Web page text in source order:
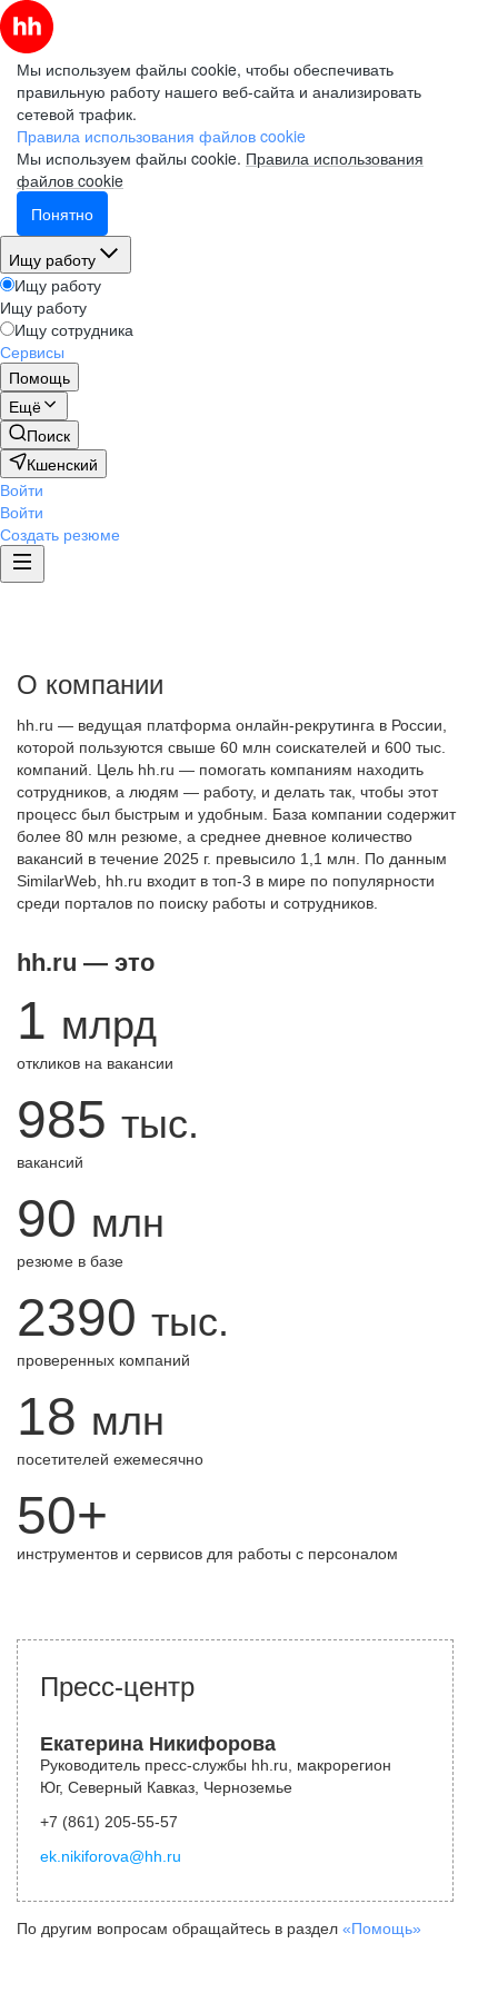
Мы используем файлы cookie, чтобы обеспечивать
правильную работу нашего веб-сайта и анализировать
сетевой трафик.
Правила использования файлов cookie
Мы используем файлы cookie. Правила использования
файлов cookie
Понятно
Ищу работу
Ищу работу
Ищу работу
Ищу сотрудника
Сервисы
Помощь
Ещё
Поиск
Кшенский
Войти
Войти
Создать резюме
О компании
hh.ru — ведущая платформа онлайн-рекрутинга в России,
которой пользуются свыше 60 млн соискателей и 600 тыс.
компаний. Цель hh.ru — помогать компаниям находить
сотрудников, а людям — работу, и делать так, чтобы этот
процесс был быстрым и удобным. База компании содержит
более 80 млн резюме, а среднее дневное количество
вакансий в течение 2025 г. превысило 1,1 млн. По данным
SimilarWeb, hh.ru входит в топ-3 в мире по популярности
среди порталов по поиску работы и сотрудников.
hh.ru — это
1 млрд
откликов на вакансии
985 тыс.
вакансий
90 млн
резюме в базе
2390 тыс.
проверенных компаний
18 млн
посетителей ежемесячно
50+
инструментов и сервисов для работы с персоналом
Пресс-центр
Екатерина Никифорова
Руководитель пресс-службы hh.ru, макрорегион
Юг, Северный Кавказ, Черноземье
+7 (861) 205-55-57
ek.nikiforova@hh.ru
По другим вопросам обращайтесь в раздел «Помощь»